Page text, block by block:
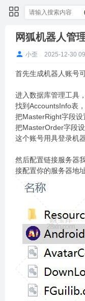
网狐机器人管
小歪 2025-12-30
首先生成机器人账号
进入数据库管理工具
找到AccountsInfo表
把MasterRight字段设
把MasterOrder字段设
这个账号用具登录机
然后配置链接服务器
接配置你的服务器地